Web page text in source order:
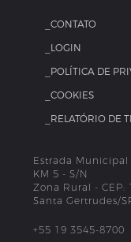
_CONTATO
_LOGIN
_POLÍTICA DE
_COOKIES
_RELATÓRIO DE
Estrada Municipal
KM 5 - S/N
Zona Rural - CEP:
Santa Gertrudes/
+55 19 3545-8700